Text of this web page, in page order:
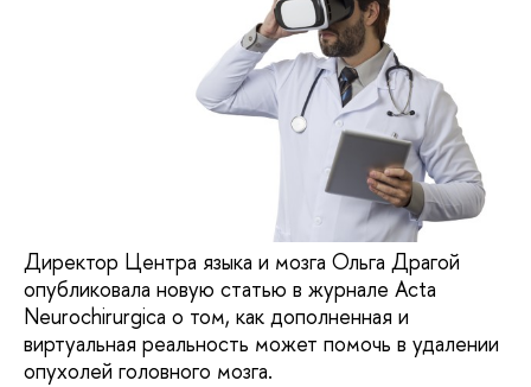
Директор Центра языка и мозга Ольга Драгой
опубликовала новую статью в журнале Acta
Neurochirurgica о том, как дополненная и
виртуальная реальность может помочь в удалении
опухолей головного мозга.